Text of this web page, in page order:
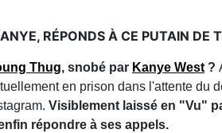
RÉPONDS À CE PUTAIN DE
Thug, snobé par Kanye West ?
en prison dans l'attente du
Visiblement laissé en "Vu"
répondre à ses appels.